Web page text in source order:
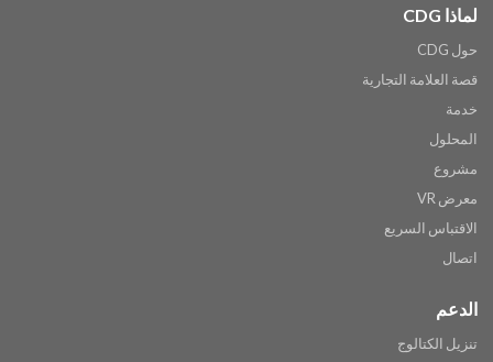
لماذا CDG
حول CDG
قصة العلامة التجارية
خدمة
المحلول
مشروع
معرض VR
الاقتباس السريع
اتصال
الدعم
تنزيل الكتالوج